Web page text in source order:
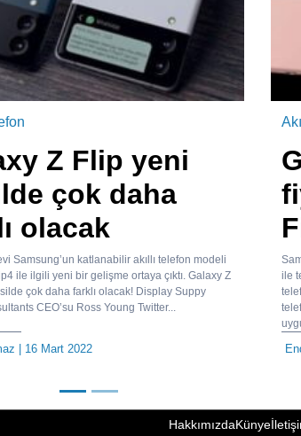
Z Flip yeni
çok daha
olacak
Samsung’un katlanabilir akıllı telefon modeli
ile ilgili yeni bir gelişme ortaya çıktı. Galaxy Z
çok daha farklı olacak! Display Suppy
CEO’su Ross Young Twitter...
| 16 Mart 2022
ile
HakkımızdaKünye